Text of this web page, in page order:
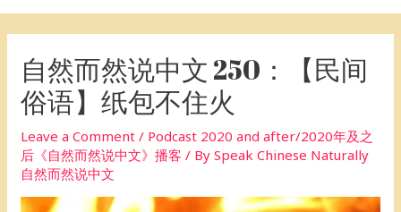
自然而然说中文 250：【民间
俗语】纸包不住火
Leave a Comment / Podcast 2020 and after/2020年及之
后《自然而然说中文》播客 / BySpeak Chinese Naturally
自然而然说中文